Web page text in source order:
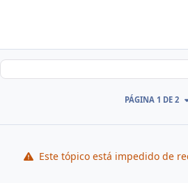
PÁGINA 1 DE 2
Este tópico está impedido de